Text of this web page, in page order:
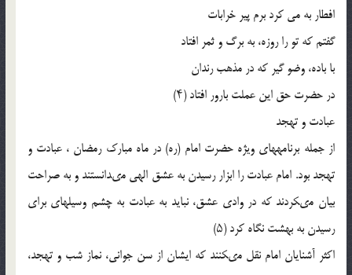
افطار به مى کرد برم پیر خرابات
گفتم که تو را روزه، به برگ و ثمر افتاد
با باده، وضو گیر که در مذهب رندان
در حضرت حق این عملت ‏بارور افتاد (۴)
عبادت و تهجد
از جمله برنامه‏هاى ویژه‏ حضرت امام (ره) در ماه مبارک رمضان ، عبادت و
تهجد بود. امام عبادت را ابزار رسیدن به عشق الهى مى‏دانستند و به صراحت
‏بیان مى‏کردند که در وادى عشق، نباید به عبادت به چشم وسیله‏اى براى
رسیدن به بهشت نگاه کرد (۵)
اکثر آشنایان امام نقل مى‏کنند که ایشان از سن جوانى، نماز شب و تهجد،